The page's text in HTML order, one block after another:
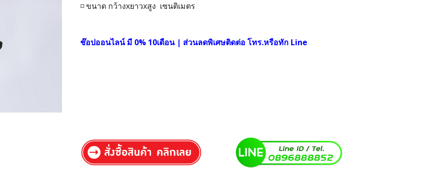
◽ ขนาด กว้างxยาวxสูง เซนติเมตร
ช๊อปออนไลน์ มี 0% 10เดือน | ส่วนลดพิเศษติดต่อ โทร.หรือทัก Line